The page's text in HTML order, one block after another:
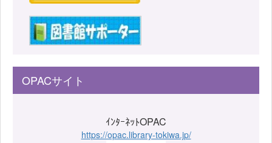
OPACサイト
ｲﾝﾀｰﾈｯﾄOPAC
https://opac.library-tokiwa.jp/